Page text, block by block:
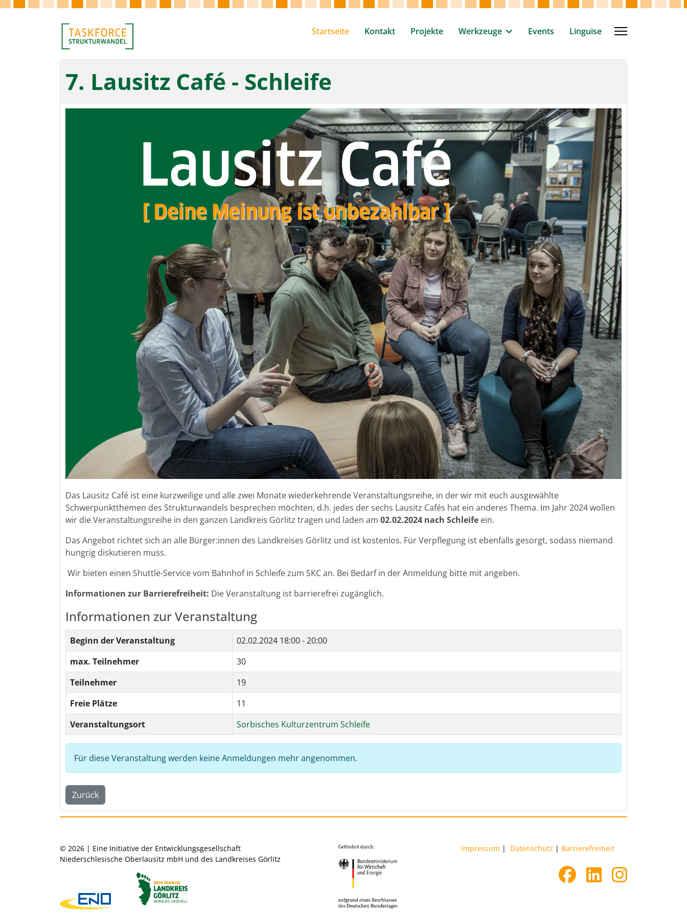
Startseite Kontakt Projekte Werkzeuge Events Linguise
7. Lausitz Café - Schleife
Das Lausitz Café ist eine kurzweilige und alle zwei Monate wiederkehrende Veranstaltungsreihe, in der wir mit euch ausgewählte
Schwerpunktthemen des Strukturwandels besprechen möchten, d.h. jedes der sechs Lausitz Cafés hat ein anderes Thema. Im Jahr 2024 wollen
wir die Veranstaltungsreihe in den ganzen Landkreis Görlitz tragen und laden am 02.02.2024 nach Schleife ein.
Das Angebot richtet sich an alle Bürger:innen des Landkreises Görlitz und ist kostenlos. Für Verpflegung ist ebenfalls gesorgt, sodass niemand
hungrig diskutieren muss.
Wir bieten einen Shuttle-Service vom Bahnhof in Schleife zum SKC an. Bei Bedarf in der Anmeldung bitte mit angeben.
Informationen zur Barrierefreiheit: Die Veranstaltung ist barrierefrei zugänglich.
Informationen zur Veranstaltung
Beginn der Veranstaltung 02.02.2024 18:00 - 20:00
max. Teilnehmer
30
Teilnehmer
19
Freie Plätze
11
Veranstaltungsort
Sorbisches Kulturzentrum Schleife
Für diese Veranstaltung werden keine Anmeldungen mehr angenommen.
Zurück
© 2026 | Eine Initiative der Entwicklungsgesellschaft
Niederschlesische Oberlausitz mbH und des Landkreises Görlitz
Impressum | Datenschutz | Barrierefreiheit